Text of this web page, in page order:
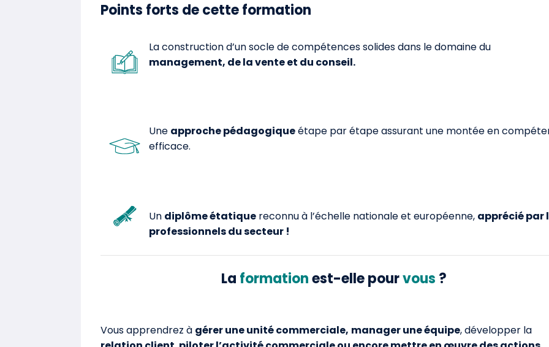
Points forts de cette formation
La construction d’un socle de compétences solides dans le domaine du
management, de la vente et du conseil.
Une approche pédagogiqueétape par étape assurant une montée en
efficace.
Un diplôme étatique reconnu à l’échelle nationale et européenne, apprécié par
professionnels du secteur !
La formationest-elle pourvous ?
Vous apprendrez à gérer une unité commerciale, manager une équipe, développer la